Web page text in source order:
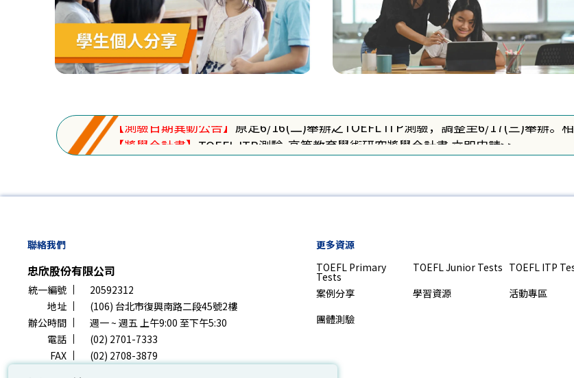
【測驗日期異動公告】
原定6/16(二)舉辦之TOEFL ITP測驗，調整至6/17(三)舉辦。
【獎學金計畫】TOEFL ITP測驗-高等教育學術研究獎學金計畫 立即申請>>
【最新公告】TOEFL iBT®全真線上模擬試題登入網址更新，詳情立即點入查看>>
【撤銷報名申請】申請事由及方式作業說明
【測驗日期異動公告】原定6/16(二)舉辦之TOEFL ITP測驗，調整至6/17(三)舉辦。
【獎學金計畫】TOEFL ITP測驗-高等教育學術研究獎學金計畫 立即申請>>
【最新公告】TOEFL iBT®全真線上模擬試題登入網址更新，詳情立即點入查看>>
【遺失物公告】考場遺失物招領
TOEFL iBT®全真線上模擬試題登入網址更新，詳情立即點入查看>>
【撤銷報名申請】
申請事由及方式作業說明
【遺失物公告】
聯絡我們
忠欣股份有限公司
統一編號
20592312
地址
(106) 台北市復興南路二段45號2樓
辦公時間
週一 ~ 週五 上午9:00 至下午5:30
電話
(02) 2701-7333
FAX
(02) 2708-3879
更多資源
TOEFL Primary
Tests
TOEFL Junior Tests TOEFL ITP
案例分享
學習資源
活動專區
團體測驗